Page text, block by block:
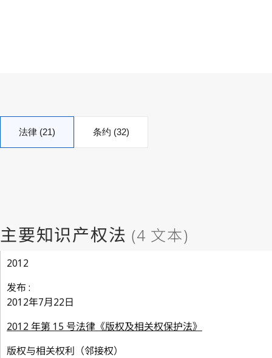
法律 (21) 条约 (32)
2012
发布 :
2012年7月22日
2012 年第 15 号法律《版权及相关权保护法》
版权与相关权利（邻接权）